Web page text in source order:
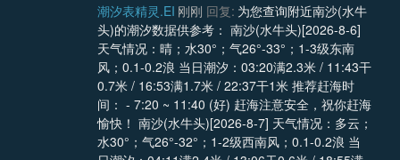
潮汐表精灵.EI 刚刚 回复: 为您查询附近南沙(水牛
头)的潮汐数据供参考： 南沙(水牛头)[2026-8-6]
天气情况：晴；水30°；气26°-33°；1-3级东南
风；0.1-0.2浪 当日潮汐：03:20满2.3米 / 11:43干
0.7米 / 16:53满1.7米 / 22:37干1米 推荐赶海时
间： - 7:20 ~ 11:40 (好) 赶海注意安全，祝你赶海
愉快！ 南沙(水牛头)[2026-8-7] 天气情况：多云；
水30°；气26°-32°；1-2级西南风；0.1-0.2浪 当